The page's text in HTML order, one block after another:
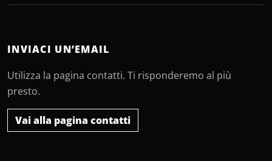
INVIACI UN’EMAIL
Utilizza la pagina contatti. Ti risponderemo al più
presto.
Vai alla pagina contatti